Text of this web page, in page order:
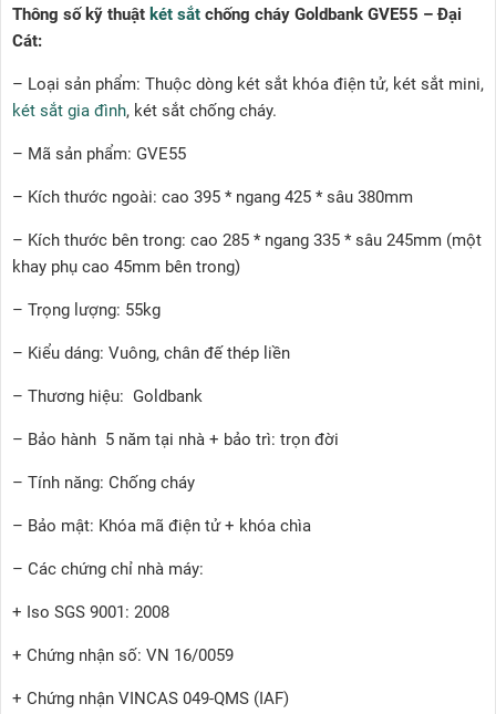
Thông số kỹ thuật két sắt chống cháy Goldbank GVE55 – Đại
Cát:
– Loại sản phẩm: Thuộc dòng két sắt khóa điện tử, két sắt mini,
két sắt gia đình, két sắt chống cháy.
– Mã sản phẩm: GVE55
– Kích thước ngoài: cao 395 * ngang 425 * sâu 380mm
– Kích thước bên trong: cao 285 * ngang 335 * sâu 245mm (một
khay phụ cao 45mm bên trong)
– Trọng lượng: 55kg
– Kiểu dáng: Vuông, chân đế thép liền
– Thương hiệu: Goldbank
– Bảo hành 5 năm tại nhà + bảo trì: trọn đời
– Tính năng: Chống cháy
– Bảo mật: Khóa mã điện tử + khóa chìa
– Các chứng chỉ nhà máy:
+ Iso SGS 9001: 2008
+ Chứng nhận số: VN 16/0059
+ Chứng nhận VINCAS 049-QMS (IAF)